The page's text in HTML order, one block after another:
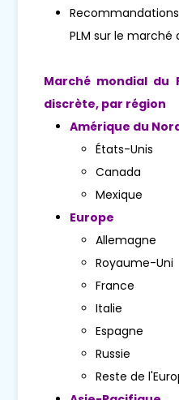
PLM sur le
Marché mondial du
discrète, par région
Amérique du
États-Unis
Canada
Mexique
Europe
Allemagne
Royaume-Uni
France
Italie
Espagne
Russie
Reste de